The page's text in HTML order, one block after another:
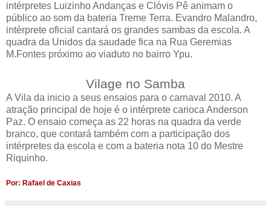
intérpretes Luizinho Andanças e Clóvis Pê animam o
público ao som da bateria Treme Terra. Evandro Malandro,
intérprete oficial cantará os grandes sambas da escola. A
quadra da Unidos da saudade fica na Rua Geremias
M.Fontes próximo ao viaduto no bairro Ypu.
Vilage no Samba
A Vila da inicio a seus ensaios para o carnaval 2010. A
atração principal de hoje é o intérprete carioca Anderson
Paz. O ensaio começa as 22 horas na quadra da verde
branco, que contará também com a participação dos
intérpretes da escola e com a bateria nota 10 do Mestre
Riquinho.
Por: Rafael de Caxias